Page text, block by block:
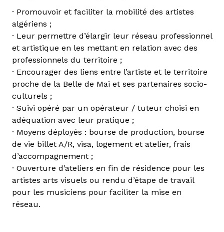
· Promouvoir et faciliter la mobilité des artistes
algériens ;
· Leur permettre d’élargir leur réseau professionnel
et artistique en les mettant en relation avec des
professionnels du territoire ;
· Encourager des liens entre l’artiste et le territoire
proche de la Belle de Mai et ses partenaires socio-
culturels ;
· Suivi opéré par un opérateur / tuteur choisi en
adéquation avec leur pratique ;
· Moyens déployés : bourse de production, bourse
de vie billet A/R, visa, logement et atelier, frais
d’accompagnement ;
· Ouverture d’ateliers en fin de résidence pour les
artistes arts visuels ou rendu d’étape de travail
pour les musiciens pour faciliter la mise en
réseau.